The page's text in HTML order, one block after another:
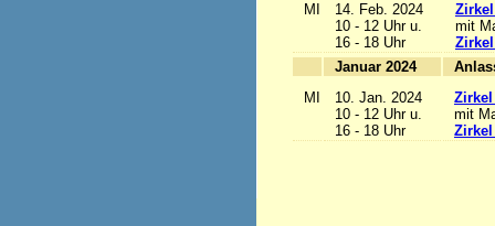
MI
14. Feb. 2024
10 - 12 Uhr u.
16 - 18 Uhr
mit
Januar 2024
MI
10. Jan. 2024
10 - 12 Uhr u.
16 - 18 Uhr
mit